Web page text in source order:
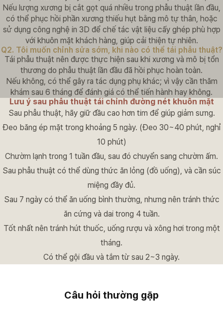
Case 03. Khi nẹp cố định bị lỏng hoặc xương không liền đúng
Nếu lượng xương bị cắt gọt quá nhiều trong phẫu thuật lần đầu,
có thể phục hồi phần xương thiếu hụt bằng mô tự thân, hoặc
sử dụng công nghệ in 3D để chế tác vật liệu cấy ghép phù hợp
với khuôn mặt khách hàng, giúp cải thiện tự nhiên.
Q2. Tôi muốn chỉnh sửa sớm, khi nào có thể tái phẫu thuật?
Tái phẫu thuật nên được thực hiện sau khi xương và mô bị tổn
thương do phẫu thuật lần đầu đã hồi phục hoàn toàn.
Nếu không, có thể gây ra tác dụng phụ khác; vì vậy cần thăm
khám sau 6 tháng để đánh giá có thể tiến hành hay không.
Lưu ý sau phẫu thuật tái chỉnh đường nét khuôn mặt
Sau phẫu thuật, hãy giữ đầu cao hơn tim để giúp giảm sưng.
Đeo băng ép mặt trong khoảng 5 ngày. (Đeo 30~40 phút, nghỉ
10 phút)
Chườm lạnh trong 1 tuần đầu, sau đó chuyển sang chườm ấm.
Sau phẫu thuật có thể dùng thức ăn lỏng (đồ uống), và cần súc
miệng đầy đủ.
Sau 7 ngày có thể ăn uống bình thường, nhưng nên tránh thức
ăn cứng và dai trong 4 tuần.
Tốt nhất nên tránh hút thuốc, uống rượu và xông hơi trong một
tháng.
Có thể gội đầu và tắm từ sau 2~3 ngày.
Câu hỏi thường gặp